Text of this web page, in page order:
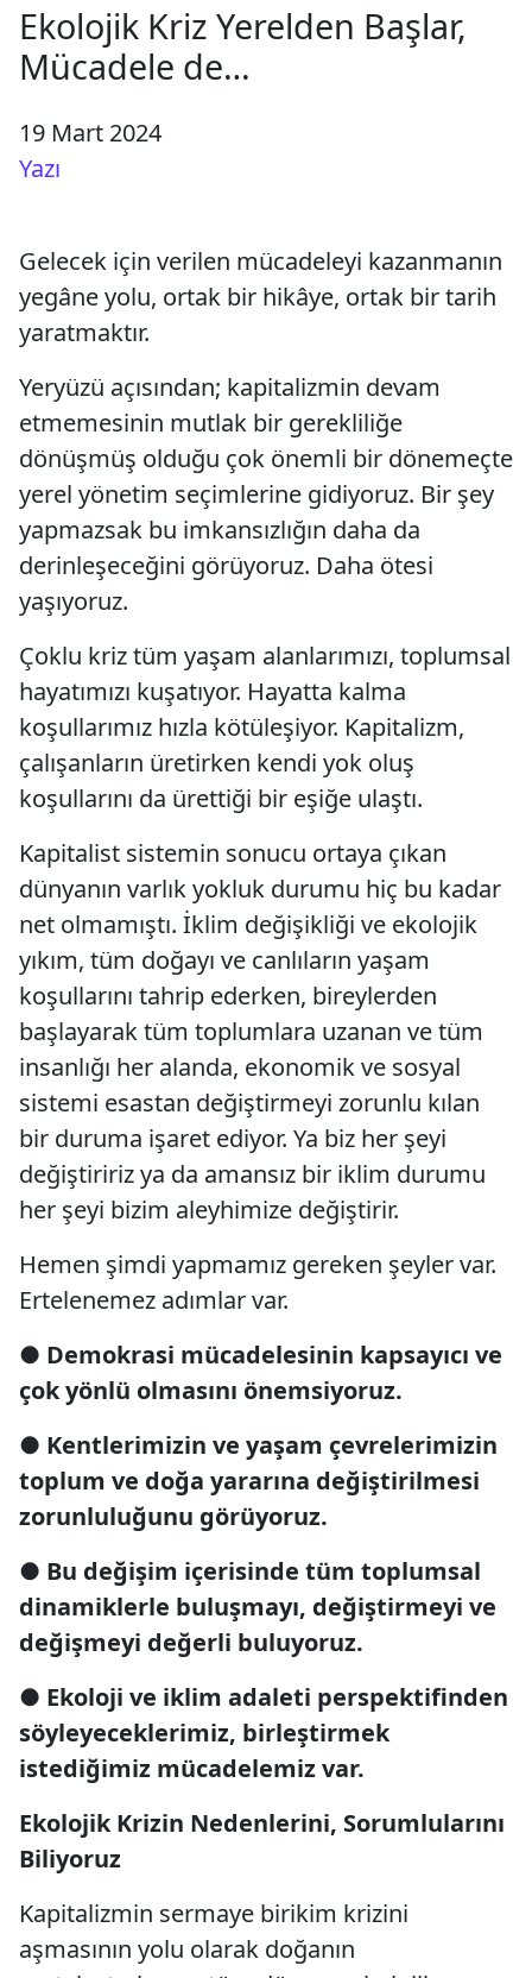
Ekolojik Kriz Yerelden Başlar,
Mücadele de…
19 Mart 2024
Yazı
Gelecek için verilen mücadeleyi kazanmanın
yegâne yolu, ortak bir hikâye, ortak bir tarih
yaratmaktır.
Yeryüzü açısından; kapitalizmin devam
etmemesinin mutlak bir gerekliliğe
dönüşmüş olduğu çok önemli bir dönemeçte
yerel yönetim seçimlerine gidiyoruz. Bir şey
yapmazsak bu imkansızlığın daha da
derinleşeceğini görüyoruz. Daha ötesi
yaşıyoruz.
Çoklu kriz tüm yaşam alanlarımızı, toplumsal
hayatımızı kuşatıyor. Hayatta kalma
koşullarımız hızla kötüleşiyor. Kapitalizm,
çalışanların üretirken kendi yok oluş
koşullarını da ürettiği bir eşiğe ulaştı.
Kapitalist sistemin sonucu ortaya çıkan
dünyanın varlık yokluk durumu hiç bu kadar
net olmamıştı. İklim değişikliği ve ekolojik
yıkım, tüm doğayı ve canlıların yaşam
koşullarını tahrip ederken, bireylerden
başlayarak tüm toplumlara uzanan ve tüm
insanlığı her alanda, ekonomik ve sosyal
sistemi esastan değiştirmeyi zorunlu kılan
bir duruma işaret ediyor. Ya biz her şeyi
değiştiririz ya da amansız bir iklim durumu
her şeyi bizim aleyhimize değiştirir.
Hemen şimdi yapmamız gereken şeyler var.
Ertelenemez adımlar var.
● Demokrasi mücadelesinin kapsayıcı ve
çok yönlü olmasını önemsiyoruz.
● Kentlerimizin ve yaşam çevrelerimizin
toplum ve doğa yararına değiştirilmesi
zorunluluğunu görüyoruz.
● Bu değişim içerisinde tüm toplumsal
dinamiklerle buluşmayı, değiştirmeyi ve
değişmeyi değerli buluyoruz.
● Ekoloji ve iklim adaleti perspektifinden
söyleyeceklerimiz, birleştirmek
istediğimiz mücadelemiz var.
Ekolojik Krizin Nedenlerini, Sorumlularını
Biliyoruz
Kapitalizmin sermaye birikim krizini
aşmasının yolu olarak doğanın